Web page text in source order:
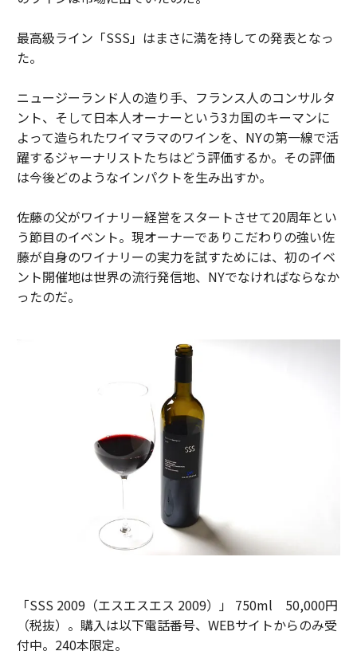
最高級ライン「SSS」はまさに満を持しての発表となっ
た。
ニュージーランド人の造り手、フランス人のコンサルタ
ント、そして日本人オーナーという3カ国のキーマンに
よって造られたワイマラマのワインを、NYの第一線で活
躍するジャーナリストたちはどう評価するか。その評価
は今後どのようなインパクトを生み出すか。
佐藤の父がワイナリー経営をスタートさせて20周年とい
う節目のイベント。現オーナーでありこだわりの強い佐
藤が自身のワイナリーの実力を試すためには、初のイベ
ント開催地は世界の流行発信地、NYでなければならなか
ったのだ。
「SSS 2009（エスエスエス 2009）」 750ml 50,000円
（税抜）。購入は以下電話番号、WEBサイトからのみ受
付中。240本限定。